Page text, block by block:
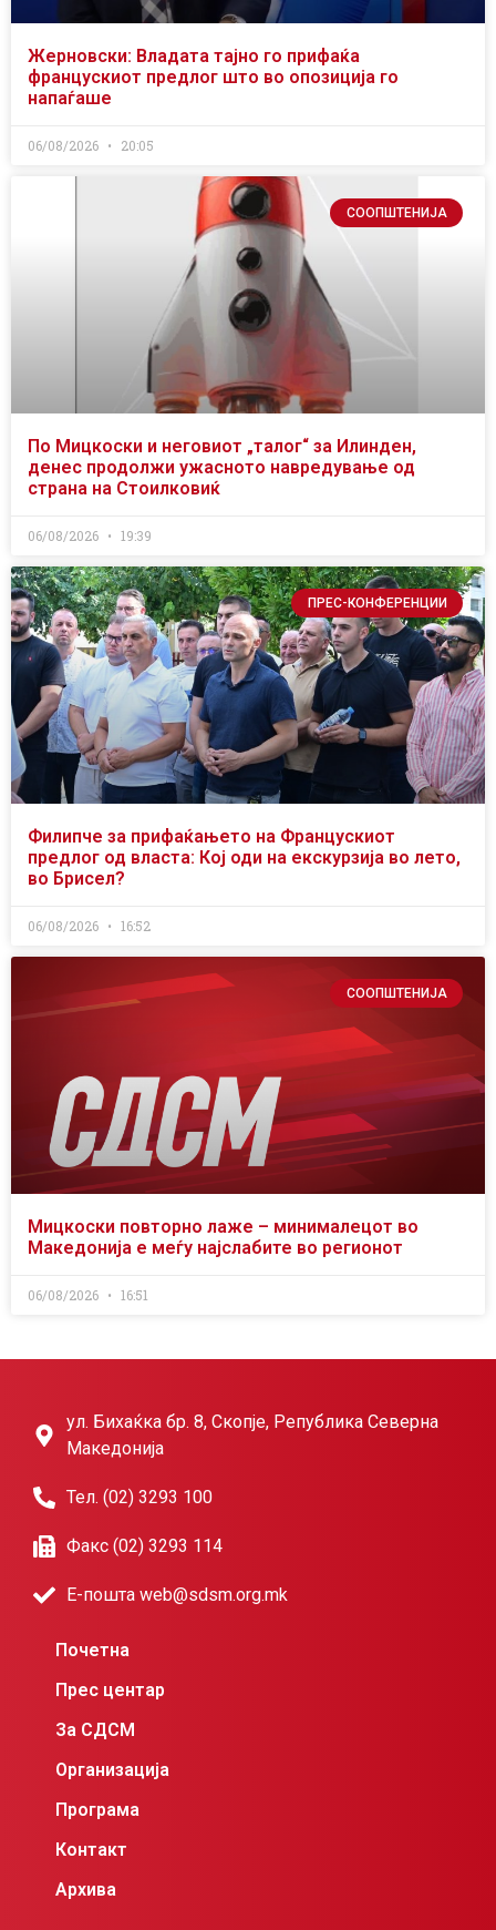
Жерновски: Владата тајно го прифаќа
францускиот предлог што во опозиција го
напаѓаше
06/08/2026 20:05
СООПШТЕНИЈА
По Мицкоски и неговиот „талог“ за Илинден,
денес продолжи ужасното навредување од
страна на Стоилковиќ
06/08/2026 19:39
ПРЕС-КОНФЕРЕНЦИИ
Филипче за прифаќањето на Францускиот
предлог од власта: Кој оди на екскурзија во лето,
во Брисел?
06/08/2026 16:52
СООПШТЕНИЈА
Мицкоски повторно лаже – минималецот во
Македонија е меѓу најслабите во регионот
06/08/2026 16:51
ул. Бихаќка бр. 8, Скопје, Република Северна
Македонија
Тел. (02) 3293 100
Факс (02) 3293 114
Е-пошта web@sdsm.org.mk
Почетна
Прес центар
За СДСМ
Организација
Програма
Контакт
Архива